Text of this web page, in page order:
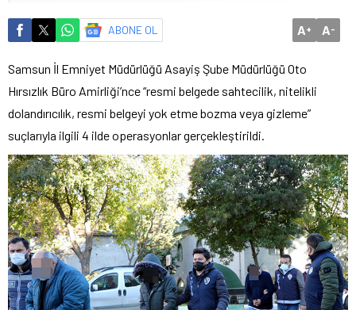
ABONE OL A+ A-
Samsun İl Emniyet Müdürlüğü Asayiş Şube Müdürlüğü Oto
Hırsızlık Büro Amirliği’nce “resmi belgede sahtecilik, nitelikli
dolandırıcılık, resmi belgeyi yok etme bozma veya gizleme”
suçlarıyla ilgili 4 ilde operasyonlar gerçekleştirildi.